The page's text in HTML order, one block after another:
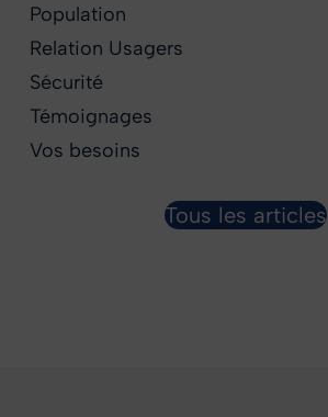
Population
Relation Usagers
Sécurité
Témoignages
Vos besoins
Tous les articles